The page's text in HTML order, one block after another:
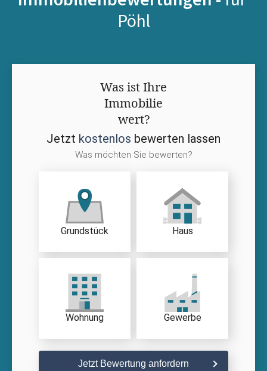
Pöhl
Was ist Ihre
Immobilie
wert?
Jetzt kostenlos bewerten lassen
Was möchten Sie bewerten?
Grundstück Haus
Wohnung Gewerbe
Jetzt Bewertung anfordern